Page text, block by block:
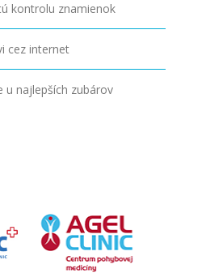
kontrolu znamienok
cez internet
u najlepších zubárov